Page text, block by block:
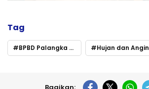
Tag
BPBD Palangka Raya Ingatkan Warga Utamakan Keselamatan Hujan dan Angin Kencang Mengintai